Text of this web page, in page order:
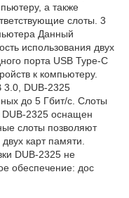
а также
слоты. 3
Данный
использования двух
порта USB Type-C
к компьютеру.
3.0, DUB-2325
до 5 Гбит/с. Слоты
DUB-2325 оснащен
слоты позволяют
карт памяти.
DUB-2325 не
обеспечение: дос